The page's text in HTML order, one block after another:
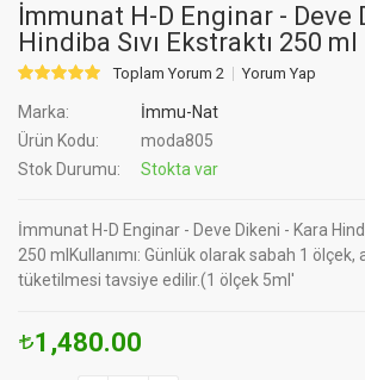
İmmunat H-D Enginar - Deve
Hindiba Sıvı Ekstraktı 250 ml
Toplam Yorum 2 Yorum Yap
Marka:
İmmu-Nat
Ürün Kodu:
moda805
Stok Durumu:
Stokta var
İmmunat H-D Enginar - Deve Dikeni - Kara
250 mlKullanımı: Günlük olarak sabah 1 ölçek,
tüketilmesi tavsiye edilir.(1 ölçek 5ml'
1,480.00